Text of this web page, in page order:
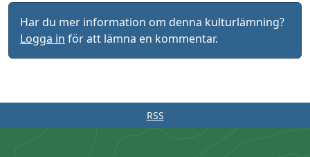
Har du mer information om denna kulturlämning?
Logga in för att lämna en kommentar.
RSS